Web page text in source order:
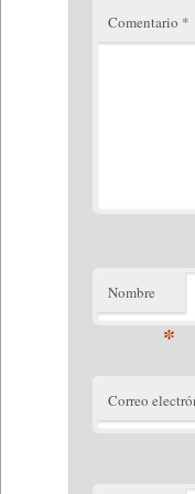
Comentario *
Nombre
*
Correo